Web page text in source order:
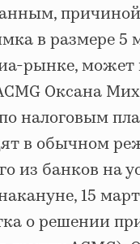
в размере 5
рынке, может
Оксана
налоговым
в обычном
из банков на
накануне, 15
о решении